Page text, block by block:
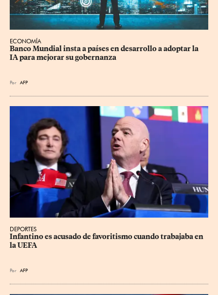
ECONOMÍA
Banco Mundial insta a países en desarrollo a adoptar la
IA para mejorar su gobernanza
Por AFP
DEPORTES
Infantino es acusado de favoritismo cuando trabajaba en
la UEFA
Por AFP